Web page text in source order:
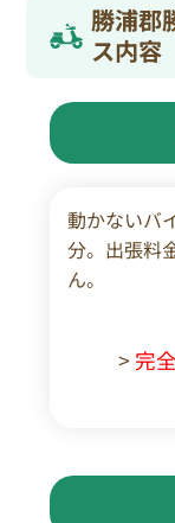
勝浦郡
ス内容
動かないバ
分。出張料
ん。
> 完